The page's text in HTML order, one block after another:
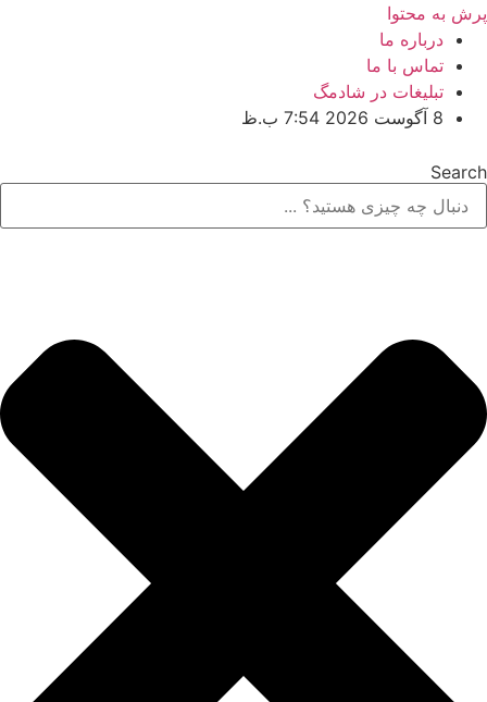
پرش به محتوا
درباره ما
تماس با ما
تبلیغات در شادمگ
8 آگوست 2026 7:54 ب.ظ
Search